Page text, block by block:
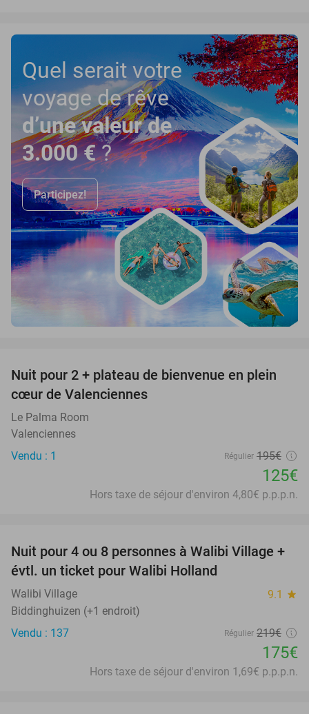
Quel serait votre
voyage de rêve
d’une valeur de
3.000 €?
Participez!
36%
Nuit pour 2 + plateau de bienvenue en plein
cœur de Valenciennes
Le Palma Room
Valenciennes
Vendu : 1
Régulier 195€
125€
Hors taxe de séjour d'environ 4,80€ p.p.p.n.
20%
Nuit pour 4 ou 8 personnes à Walibi Village +
évtl. un ticket pour Walibi Holland
Walibi Village 9.1 star
Biddinghuizen (+1 endroit)
Vendu : 137
Régulier 219€
175€
Hors taxe de séjour d'environ 1,69€ p.p.p.n.